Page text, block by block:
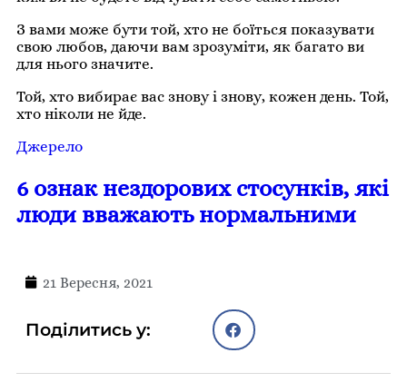
З вами може бути той, хто не боїться показувати
свою любов, даючи вам зрозуміти, як багато ви
для нього значите.
Той, хто вибирає вас знову і знову, кожен день. Той,
хто ніколи не йде.
Джерело
6 ознак нездорових стосунків, які
люди вважають нормальними
21 Вересня, 2021
Поділитись у: